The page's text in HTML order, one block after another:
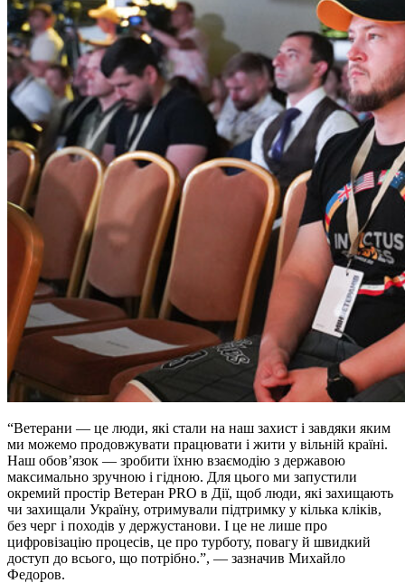
“Ветерани — це люди, які стали на наш захист і завдяки яким
ми можемо продовжувати працювати і жити у вільній країні.
Наш обов’язок — зробити їхню взаємодію з державою
максимально зручною і гідною. Для цього ми запустили
окремий простір Ветеран PRO в Дії, щоб люди, які захищають
чи захищали Україну, отримували підтримку у кілька кліків,
без черг і походів у держустанови. І це не лише про
цифровізацію процесів, це про турботу, повагу й швидкий
доступ до всього, що потрібно.”, — зазначив Михайло
Федоров.